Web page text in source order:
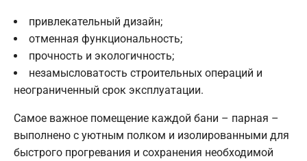
привлекательный дизайн;
отменная функциональность;
прочность и экологичность;
незамысловатость строительных операций и
неограниченный срок эксплуатации.
Самое важное помещение каждой бани – парная –
выполнено с уютным полком и изолированными для
быстрого прогревания и сохранения необходимой